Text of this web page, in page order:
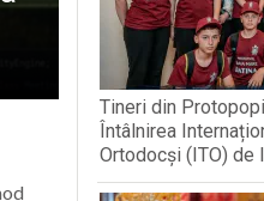
Tineri din
Întâlnirea
Ortodocși (ITO) de